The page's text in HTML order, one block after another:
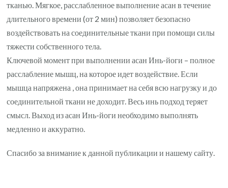
тканью. Мягкое, расслабленное выполнение асан в течение
длительного времени (от 2 мин) позволяет безопасно
воздействовать на соединительные ткани при помощи силы
тяжести собственного тела.
Ключевой момент при выполнении асан Инь-йоги – полное
расслабление мышц, на которое идет воздействие. Если
мышца напряжена , она принимает на себя всю нагрузку и до
соединительной ткани не доходит. Весь инь подход теряет
смысл. Выход из асан Инь-йоги необходимо выполнять
медленно и аккуратно.
Спасибо за внимание к данной публикации и нашему сайту.